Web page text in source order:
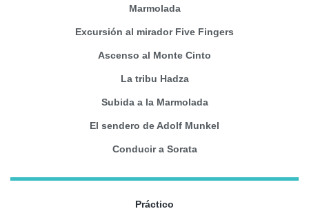
Marmolada
Excursión al mirador Five Fingers
Ascenso al Monte Cinto
La tribu Hadza
Subida a la Marmolada
El sendero de Adolf Munkel
Conducir a Sorata
Práctico